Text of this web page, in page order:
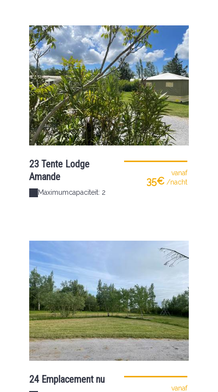
23 Tente Lodge
Amande
Maximumcapaciteit: 2
vanaf
35€ /nacht
24 Emplacement nu
vanaf